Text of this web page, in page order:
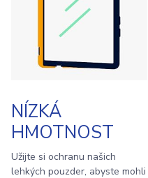
NÍZKÁ
HMOTNOST
Užijte si ochranu našich
lehkých pouzder, abyste mohli